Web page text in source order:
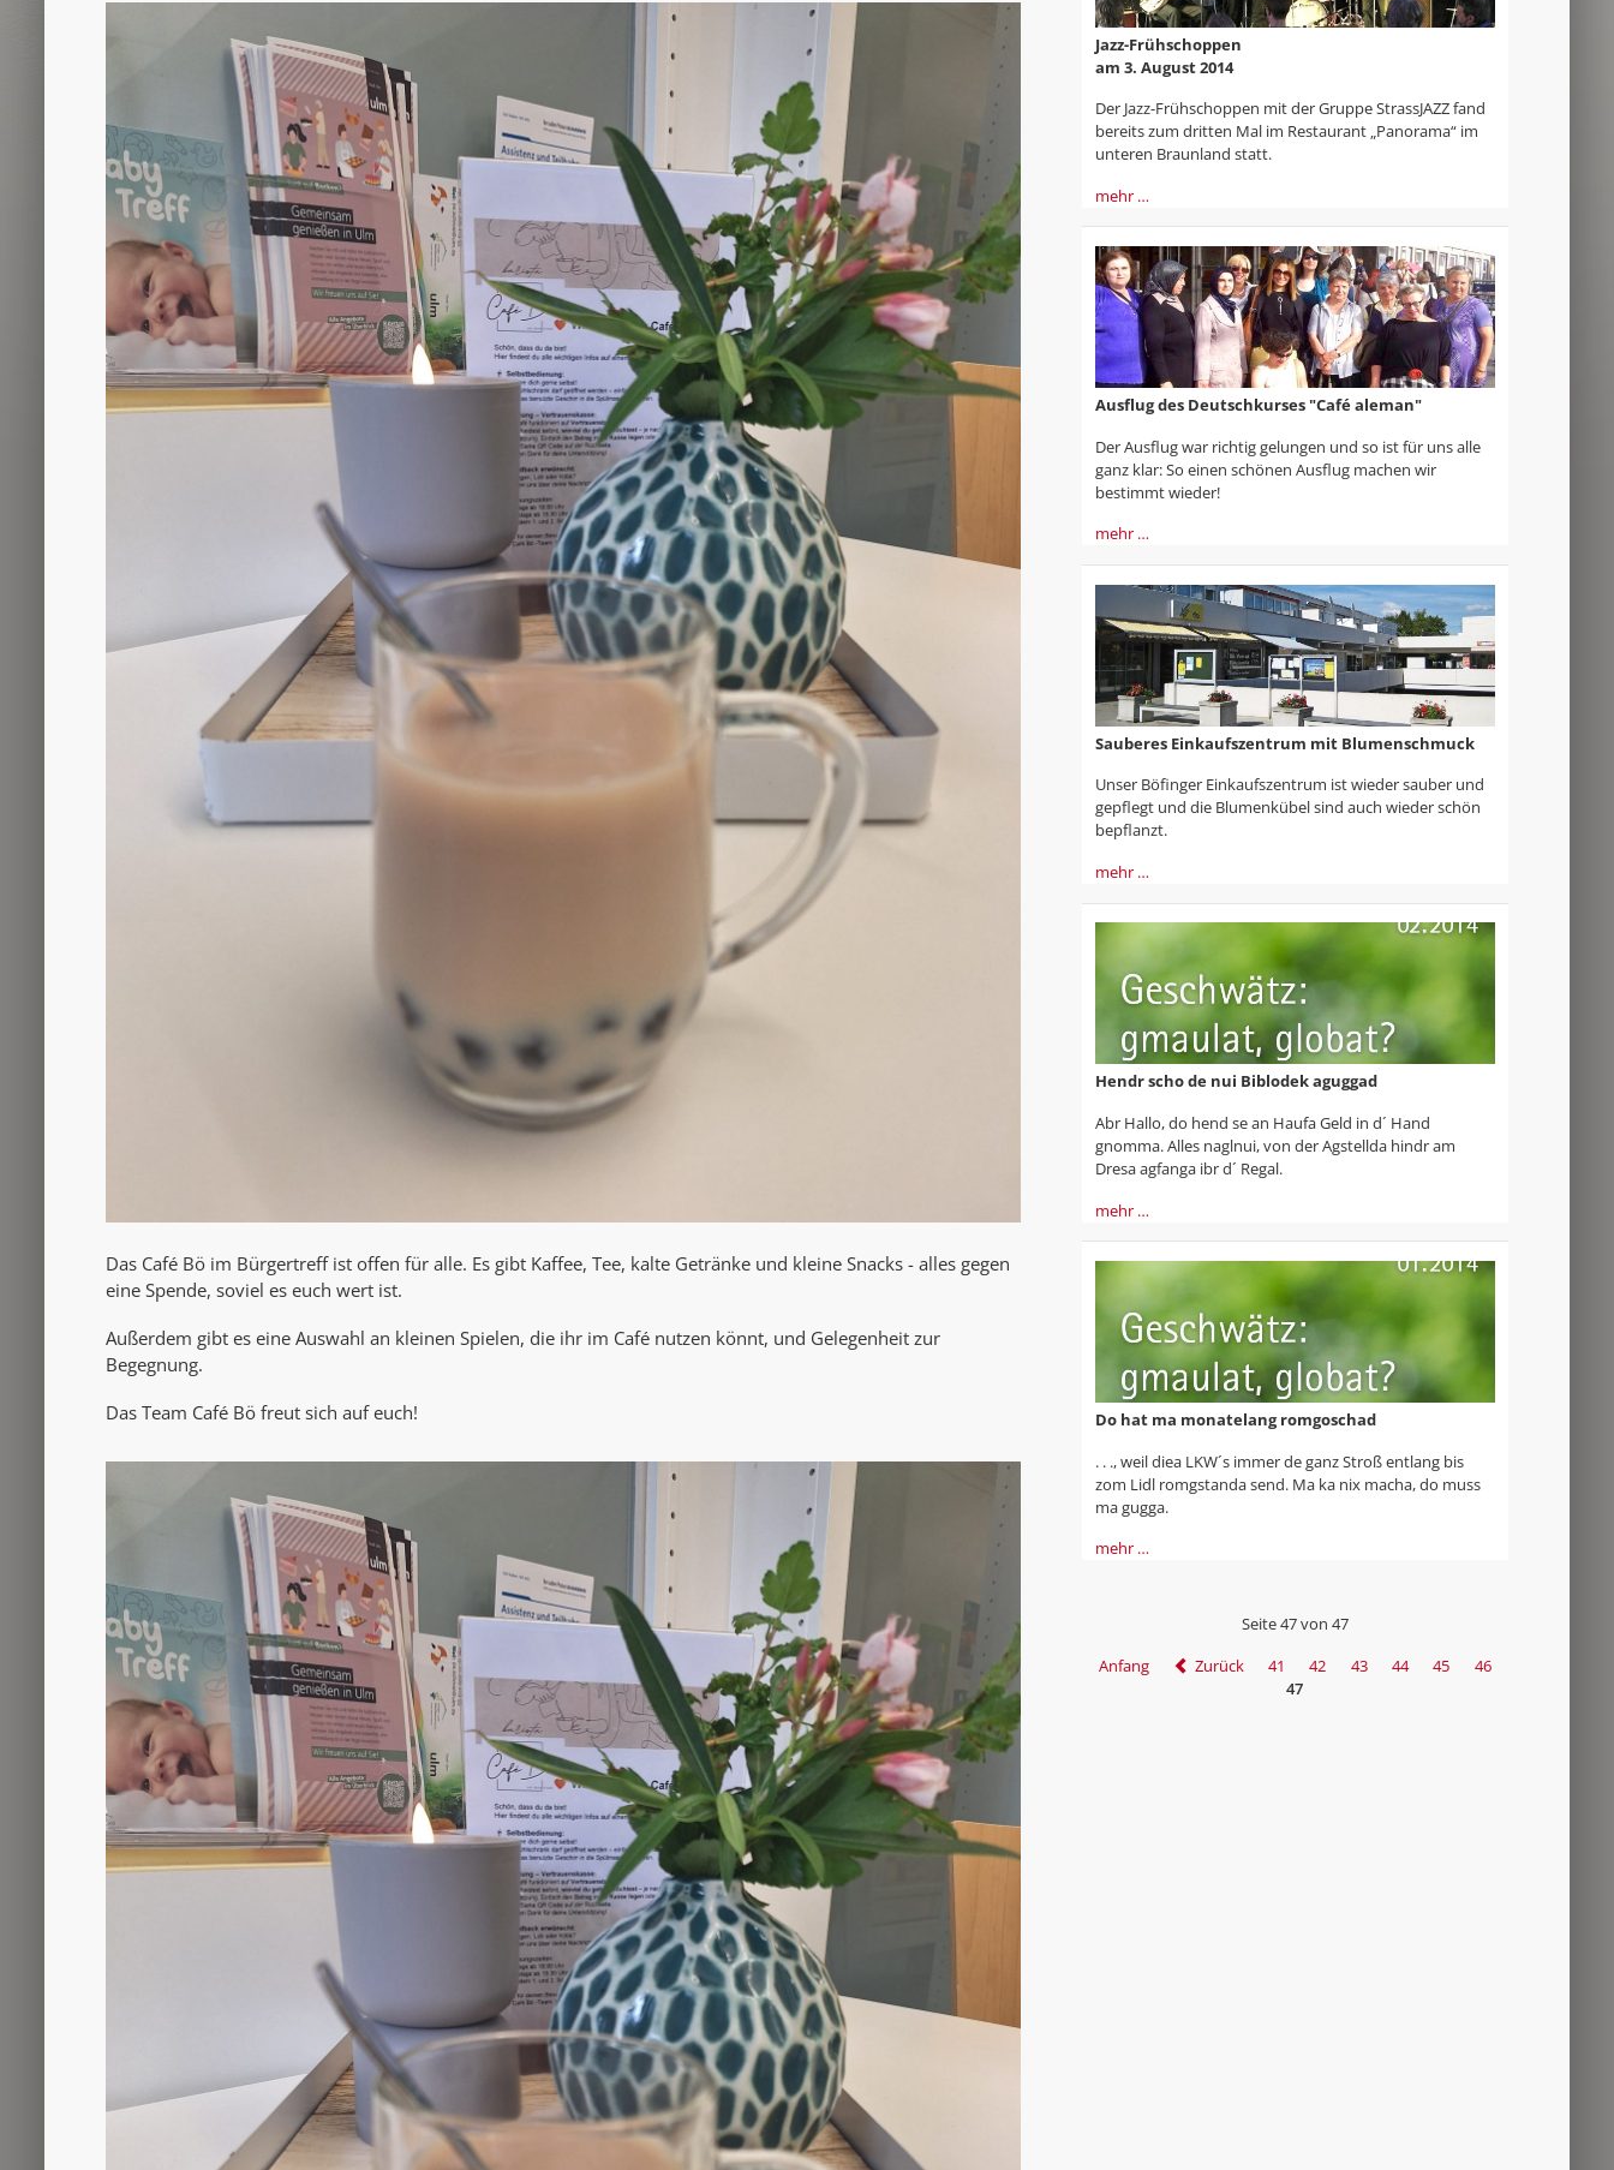
AK Unterwegs in Böfingen
Das Café Bö im Bürgertreff ist offen für alle. Es gibt Kaffee, Tee, kalte Getränke und kleine Snacks - alles gegen
eine Spende, soviel es euch wert ist.
Außerdem gibt es eine Auswahl an kleinen Spielen, die ihr im Café nutzen könnt, und Gelegenheit zur
Begegnung.
Das Team Café Bö freut sich auf euch!
Jazz-Frühschoppen
am 3. August 2014
Der Jazz-Frühschoppen mit der Gruppe StrassJAZZ fand
bereits zum dritten Mal im Restaurant „Panorama“ im
unteren Braunland statt.
mehr …
Ausflug des Deutschkurses "Café aleman"
Der Ausflug war richtig gelungen und so ist für uns alle
ganz klar: So einen schönen Ausflug machen wir
bestimmt wieder!
mehr …
Sauberes Einkaufszentrum mit Blumenschmuck
Unser Böfinger Einkaufszentrum ist wieder sauber und
gepflegt und die Blumenkübel sind auch wieder schön
bepflanzt.
mehr …
Hendr scho de nui Biblodek aguggad
Abr Hallo, do hend se an Haufa Geld in d´ Hand
gnomma. Alles naglnui, von der Agstellda hindr am
Dresa agfanga ibr d´ Regal.
mehr …
Do hat ma monatelang romgoschad
. . ., weil diea LKW´s immer de ganz Stroß entlang bis
zom Lidl romgstanda send. Ma ka nix macha, do muss
ma gugga.
mehr …
Seite 47 von 47
Anfang
Zurück 41 42 43 44 45
46
47